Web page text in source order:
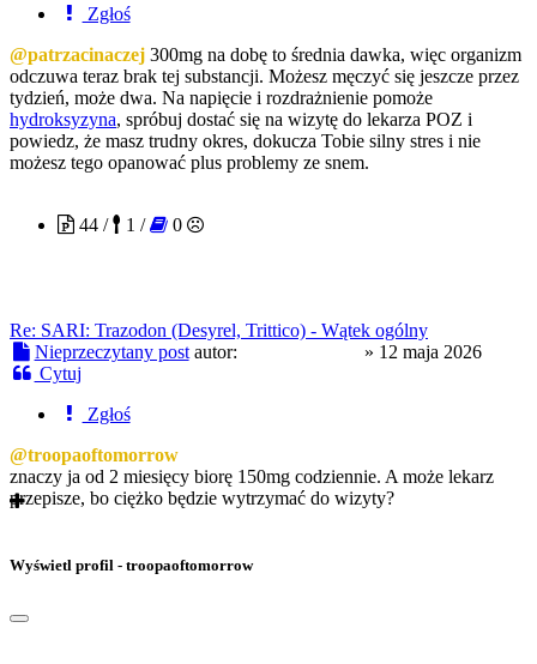
Zgłoś
@patrzacinaczej 300mg na dobę to średnia dawka, więc organizm
odczuwa teraz brak tej substancji. Możesz męczyć się jeszcze przez
tydzień, może dwa. Na napięcie i rozdrażnienie pomoże
hydroksyzyna, spróbuj dostać się na wizytę do lekarza POZ i
powiedz, że masz trudny okres, dokucza Tobie silny stres i nie
możesz tego opanować plus problemy ze snem.
44 /
1 / 0
Re: SARI: Trazodon (Desyrel, Trittico) - Wątek ogólny
Nieprzeczytany post autor: » 12 maja 2026
Cytuj
Zgłoś
@troopaoftomorrow
znaczy ja od 2 miesięcy biorę 150mg codziennie. A może lekarz
przepisze, bo ciężko będzie wytrzymać do wizyty?
Wyświetl profil - troopaoftomorrow